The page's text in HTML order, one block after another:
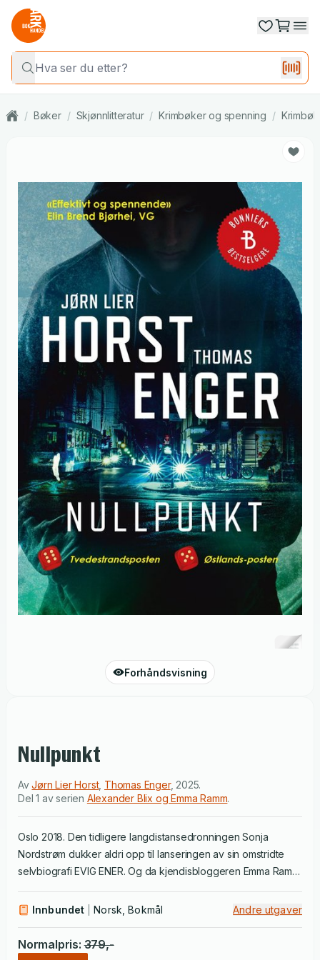
/ Bøker / Skjønnlitteratur / Krimbøker og spenning /
Forhåndsvisning
Nullpunkt
AvJørn Lier Horst, Thomas Enger, 2025.
Del 1 av serien Alexander Blix og Emma Ramm.
Oslo 2018. Den tidligere langdistansedronningen Sonja
Nordstrøm dukker aldri opp til lanseringen av sin omstridte
selvbiografi EVIG ENER. Og da kjendisbloggeren Emma Ramm
finner hun spor etter basketak. Et startnummer, et 1-tall, er
(45) sliter fortsatt med ettervirkninger av en gisselsituasjon 19
år tidligere, der han skjøt og drepte faren til en fem år
Innbundet Norsk, Bokmål Andre utgaver
Normalpris: 379,-